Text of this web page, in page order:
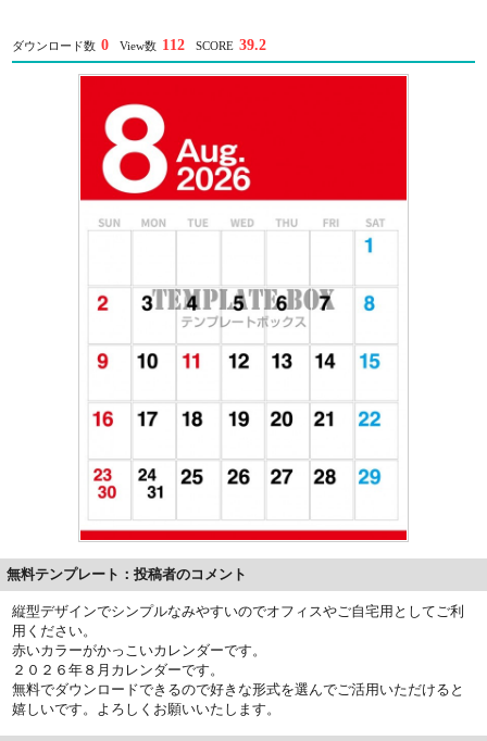
ダウンロード数 0 View数 112 SCORE 39.2
無料テンプレート：投稿者のコメント
縦型デザインでシンプルなみやすいのでオフィスやご自宅用としてご利
用ください。
赤いカラーがかっこいカレンダーです。
２０２６年８月カレンダーです。
無料でダウンロードできるので好きな形式を選んでご活用いただけると
嬉しいです。よろしくお願いいたします。